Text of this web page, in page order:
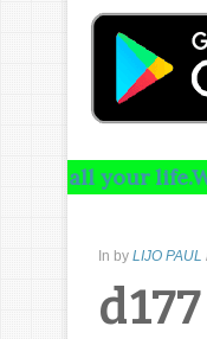
life.We must
In by LIJO PAUL
d177